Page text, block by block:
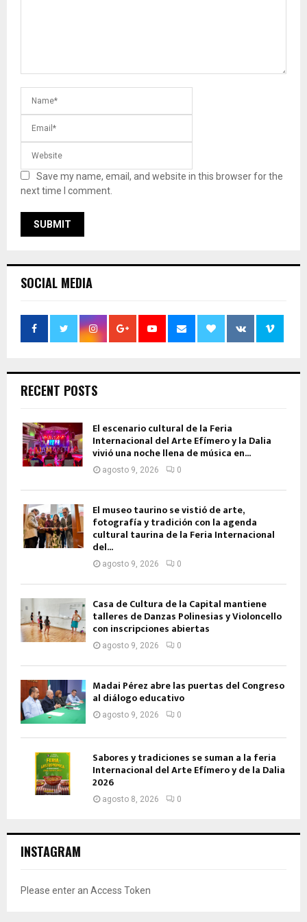
Save my name, email, and website in this browser for the
next time I comment.
SOCIAL MEDIA
RECENT POSTS
El escenario cultural de la Feria
Internacional del Arte Efímero y la Dalia
vivió una noche llena de música en...
agosto 9, 2026 0
El museo taurino se vistió de arte,
fotografía y tradición con la agenda
cultural taurina de la Feria Internacional
del...
agosto 9, 2026 0
Casa de Cultura de la Capital mantiene
talleres de Danzas Polinesias y Violoncello
con inscripciones abiertas
agosto 9, 2026 0
Madai Pérez abre las puertas del Congreso
al diálogo educativo
agosto 9, 2026 0
Sabores y tradiciones se suman a la feria
Internacional del Arte Efímero y de la Dalia
2026
agosto 8, 2026 0
INSTAGRAM
Please enter an Access Token